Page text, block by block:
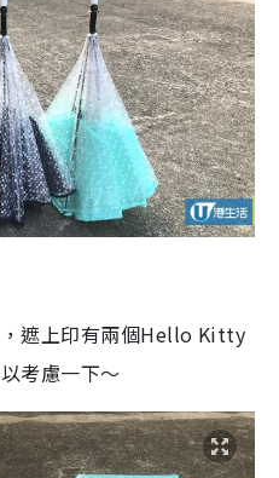
遮上印有兩個Hello Kitty
考慮一下～